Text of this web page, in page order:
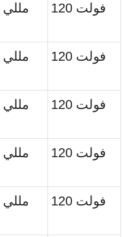
120 فولت
120 فولت
120 فولت
120 فولت
120 فولت